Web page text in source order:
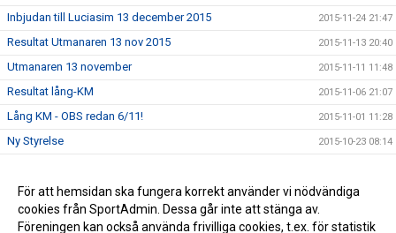
Inbjudan till Luciasim 13 december 2015 2015-11-24 21:47
Resultat Utmanaren 13 nov 2015 2015-11-13 20:40
Utmanaren 13 november 2015-11-11 11:48
Resultat lång-KM 2015-11-06 21:07
Lång KM - OBS redan 6/11! 2015-11-01 11:28
Ny Styrelse 2015-10-23 08:14
Resultat Gurrasimmet 2015-05-25 14:19
Klädförsäljning (uppdaterad) 2015-04-08 14:44
För att hemsidan ska fungera korrekt använder vi nödvändiga
cookies från SportAdmin. Dessa går inte att stänga av.
Föreningen kan också använda frivilliga cookies, t.ex. för statistik